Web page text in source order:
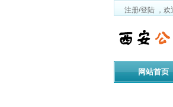
注册/登陆 ，欢
网站首页